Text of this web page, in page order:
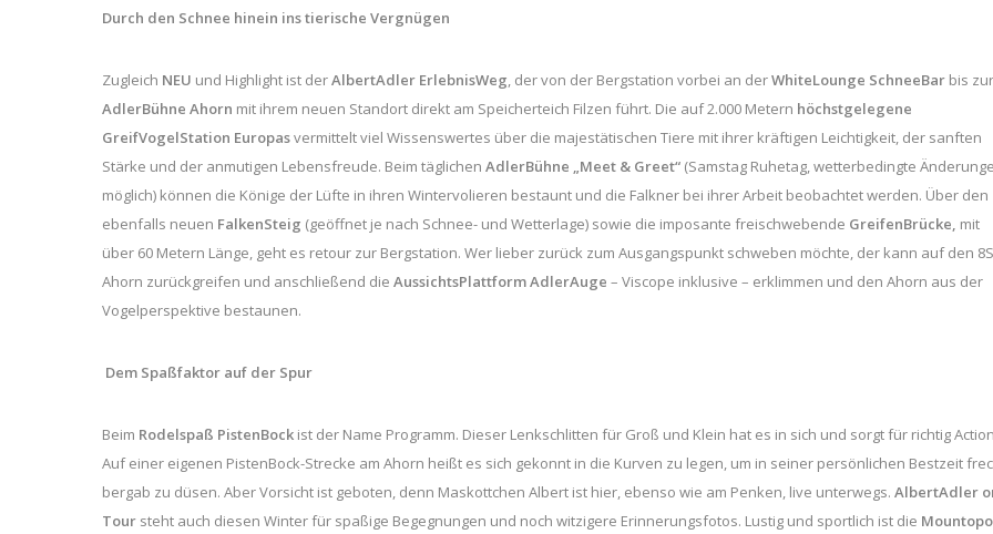
Durch den Schnee hinein ins tierische Vergnügen
Zugleich NEU und Highlight ist derAlbertAdler ErlebnisWeg, der von der Bergstation vorbei an derWhiteLounge SchneeBar bis zur
AdlerBühne Ahorn mit ihrem neuen Standort direkt am Speicherteich Filzen führt. Die auf 2.000 Metern höchstgelegene
GreifVogelStation Europasvermittelt viel Wissenswertes über die majestätischen Tiere mit ihrer kräftigen Leichtigkeit, der sanften
Stärke und der anmutigen Lebensfreude. Beim täglichen AdlerBühne „Meet & Greet“ (Samstag Ruhetag, wetterbedingte
möglich) können die Könige der Lüfte in ihren Wintervolieren bestaunt und die Falkner bei ihrer Arbeit beobachtet werden. Über den
ebenfalls neuen FalkenSteig (geöffnet je nach Schnee- und Wetterlage) sowie die imposante freischwebende GreifenBrücke, mit
über 60 Metern Länge, geht es retour zur Bergstation. Wer lieber zurück zum Ausgangspunkt schweben möchte, der kann auf den
Ahorn zurückgreifen und anschließend die AussichtsPlattform AdlerAuge – Viscope inklusive – erklimmen und den Ahorn aus der
Vogelperspektive bestaunen.
Dem Spaßfaktor auf der Spur
Beim Rodelspaß PistenBock ist der Name Programm. Dieser Lenkschlitten für Groß und Klein hat es in sich und sorgt für richtig
Auf einer eigenen PistenBock-Strecke am Ahorn heißt es sich gekonnt in die Kurven zu legen, um in seiner persönlichen Bestzeit
bergab zu düsen. Aber Vorsicht ist geboten, denn Maskottchen Albert ist hier, ebenso wie am Penken, live unterwegs. AlbertAdler
Tour steht auch diesen Winter für spaßige Begegnungen und noch witzigere Erinnerungsfotos. Lustig und sportlich ist die